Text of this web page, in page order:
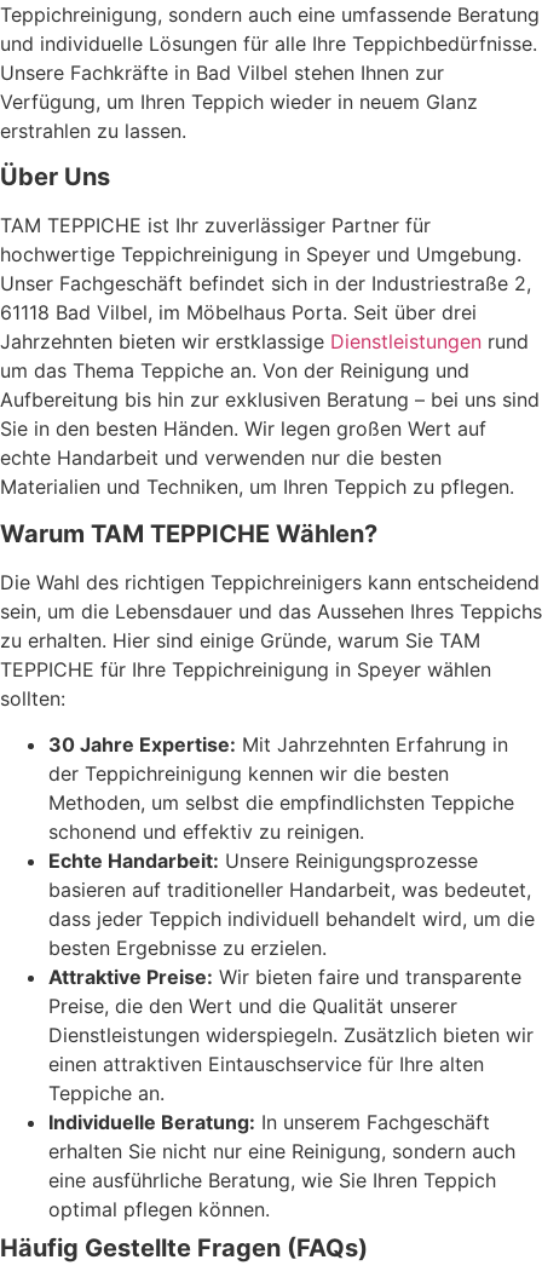
Teppichreinigung, sondern auch eine umfassende Beratung
und individuelle Lösungen für alle Ihre Teppichbedürfnisse.
Unsere Fachkräfte in Bad Vilbel stehen Ihnen zur
Verfügung, um Ihren Teppich wieder in neuem Glanz
erstrahlen zu lassen.
Über Uns
TAM TEPPICHE ist Ihr zuverlässiger Partner für
hochwertige Teppichreinigung in Speyer und Umgebung.
Unser Fachgeschäft befindet sich in der Industriestraße 2,
61118 Bad Vilbel, im Möbelhaus Porta. Seit über drei
Jahrzehnten bieten wir erstklassige Dienstleistungen rund
um das Thema Teppiche an. Von der Reinigung und
Aufbereitung bis hin zur exklusiven Beratung – bei uns sind
Sie in den besten Händen. Wir legen großen Wert auf
echte Handarbeit und verwenden nur die besten
Materialien und Techniken, um Ihren Teppich zu pflegen.
Warum TAM TEPPICHE Wählen?
Die Wahl des richtigen Teppichreinigers kann entscheidend
sein, um die Lebensdauer und das Aussehen Ihres Teppichs
zu erhalten. Hier sind einige Gründe, warum Sie TAM
TEPPICHE für Ihre Teppichreinigung in Speyer wählen
sollten:
30 Jahre Expertise: Mit Jahrzehnten Erfahrung in
der Teppichreinigung kennen wir die besten
Methoden, um selbst die empfindlichsten Teppiche
schonend und effektiv zu reinigen.
Echte Handarbeit: Unsere Reinigungsprozesse
basieren auf traditioneller Handarbeit, was bedeutet,
dass jeder Teppich individuell behandelt wird, um die
besten Ergebnisse zu erzielen.
Attraktive Preise: Wir bieten faire und transparente
Preise, die den Wert und die Qualität unserer
Dienstleistungen widerspiegeln. Zusätzlich bieten wir
einen attraktiven Eintauschservice für Ihre alten
Teppiche an.
Individuelle Beratung: In unserem Fachgeschäft
erhalten Sie nicht nur eine Reinigung, sondern auch
eine ausführliche Beratung, wie Sie Ihren Teppich
optimal pflegen können.
Häufig Gestellte Fragen (FAQs)